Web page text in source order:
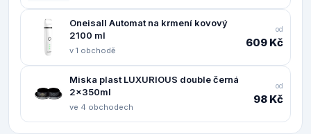
Oneisall Automat na krmení kovový
2100 ml
v 1 obchodě
od
609 Kč
Miska plast LUXURIOUS double černá
2x350ml
ve 4 obchodech
od
98 Kč